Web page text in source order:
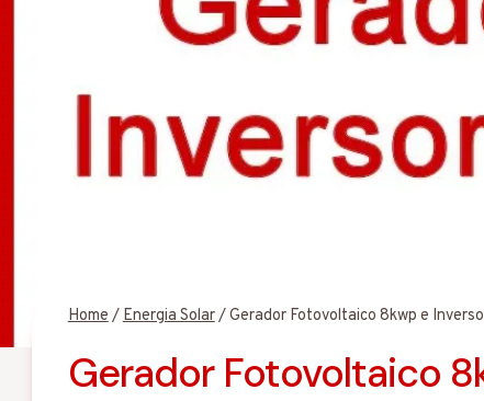
Home/Energia Solar/Gerador Fotovoltaico 8kwp e
Gerador Fotovoltaico